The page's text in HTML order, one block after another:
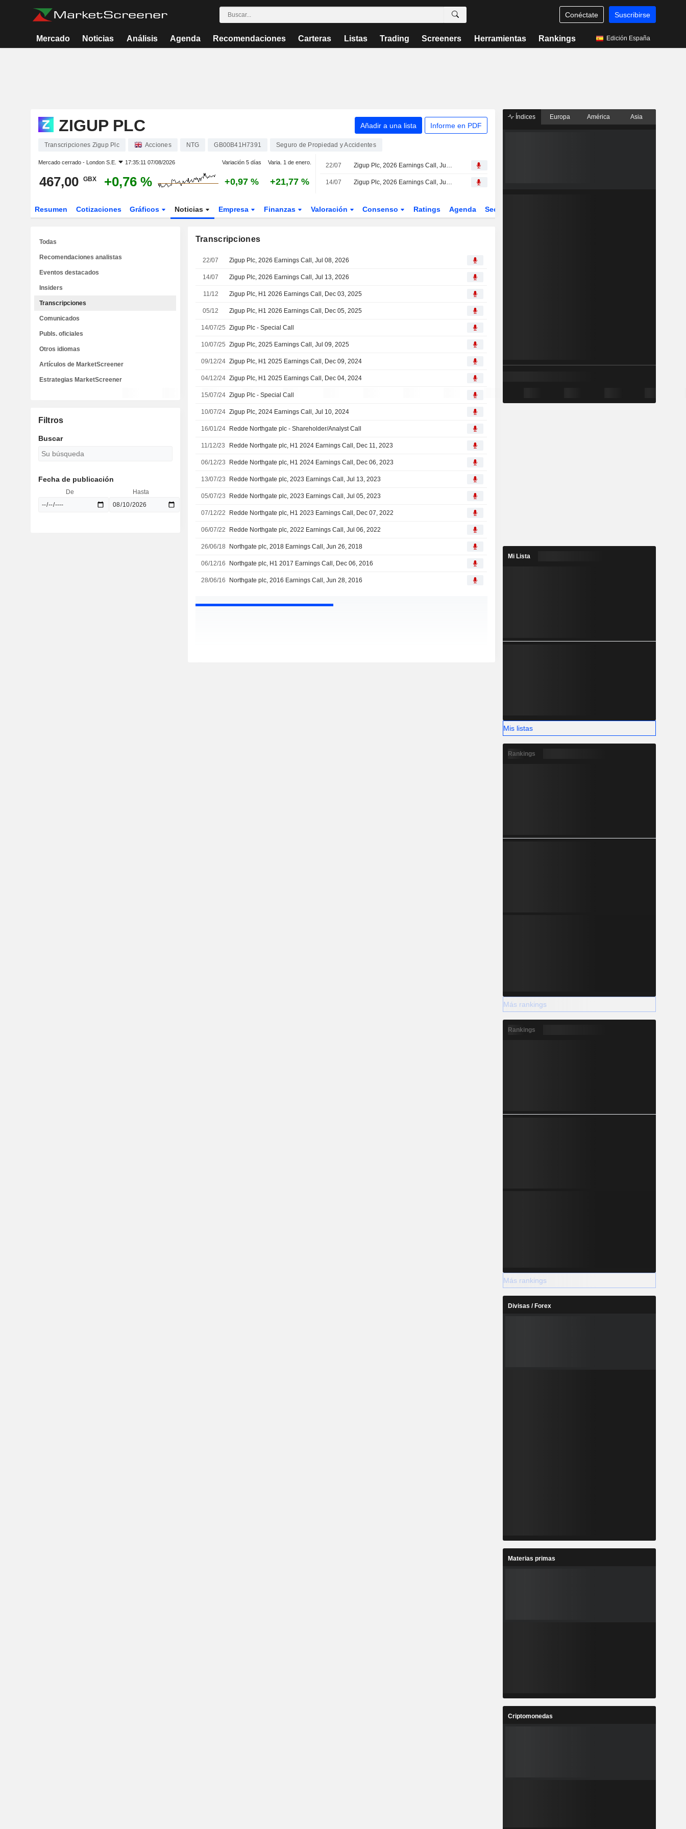
Conéctate Suscribirse
Mercado Noticias Análisis Agenda Recomendaciones Carteras Listas Trading Screeners Herramientas Rankings Edición España
ZIGUP PLC Añadir a una lista Informe en PDF
Transcripciones Zigup Plc Acciones NTG GB00B41H7391 Seguro de Propiedad y Accidentes
Mercado cerrado - London S.E. 17:35:11 07/08/2026 Variación 5 días Varia. 1 de enero.
467,00 GBX +0,76 % +0,97 % +21,77 %
22/07 Zigup Plc, 2026 Earnings Call, Jul 08, 2026
14/07 Zigup Plc, 2026 Earnings Call, Jul 13, 2026
Resumen Cotizaciones Gráficos Noticias Empresa Finanzas Valoración Consenso Ratings Agenda Sector
Transcripciones
22/07 Zigup Plc, 2026 Earnings Call, Jul 08, 2026
14/07 Zigup Plc, 2026 Earnings Call, Jul 13, 2026
11/12 Zigup Plc, H1 2026 Earnings Call, Dec 03, 2025
05/12 Zigup Plc, H1 2026 Earnings Call, Dec 05, 2025
14/07/25 Zigup Plc - Special Call
10/07/25 Zigup Plc, 2025 Earnings Call, Jul 09, 2025
09/12/24 Zigup Plc, H1 2025 Earnings Call, Dec 09, 2024
04/12/24 Zigup Plc, H1 2025 Earnings Call, Dec 04, 2024
15/07/24 Zigup Plc - Special Call
10/07/24 Zigup Plc, 2024 Earnings Call, Jul 10, 2024
16/01/24 Redde Northgate plc - Shareholder/Analyst Call
11/12/23 Redde Northgate plc, H1 2024 Earnings Call, Dec 11, 2023
06/12/23 Redde Northgate plc, H1 2024 Earnings Call, Dec 06, 2023
13/07/23 Redde Northgate plc, 2023 Earnings Call, Jul 13, 2023
05/07/23 Redde Northgate plc, 2023 Earnings Call, Jul 05, 2023
07/12/22 Redde Northgate plc, H1 2023 Earnings Call, Dec 07, 2022
06/07/22 Redde Northgate plc, 2022 Earnings Call, Jul 06, 2022
26/06/18 Northgate plc, 2018 Earnings Call, Jun 26, 2018
06/12/16 Northgate plc, H1 2017 Earnings Call, Dec 06, 2016
28/06/16 Northgate plc, 2016 Earnings Call, Jun 28, 2016
Todas
Recomendaciones analistas
Eventos destacados
Insiders
Transcripciones
Comunicados
Publs. oficiales
Otros idiomas
Artículos de MarketScreener
Estrategias MarketScreener
Filtros
Buscar
Fecha de publicación
De Hasta
Índices Europa América Asia
Mi Lista
Mis listas
Rankings
Más rankings
Rankings
Más rankings
Divisas / Forex
Materias primas
Criptomonedas